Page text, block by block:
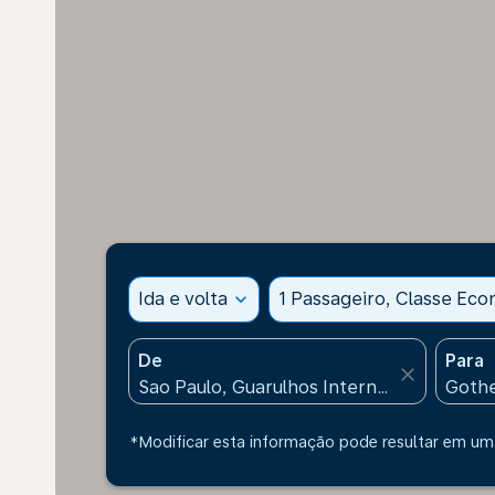
Ida e volta expand_more 1 Passageiro, Classe
De
close
Para
*Modificar esta informação pode resultar em